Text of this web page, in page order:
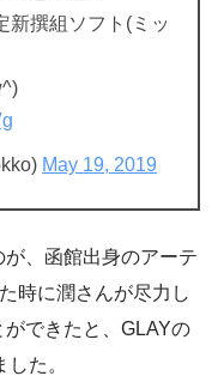
新撰組ソフト(ミッ
May 19, 2019
、函館出身のアーテ
時に潤さんが尽力し
できたと、GLAYの
た。